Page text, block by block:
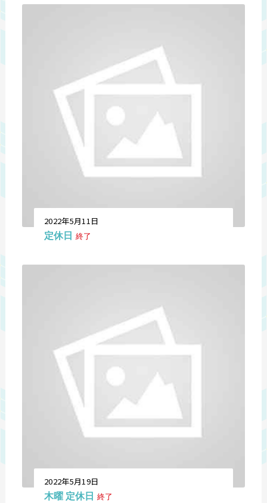
2022年5月11日
定休日 終了
2022年5月19日
木曜 定休日 終了